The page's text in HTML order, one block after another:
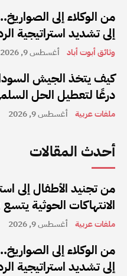
من الوكلاء إلى
إلى تشديد استراتيجية
وثائق أبوت أباد أغسطس 9, 2026
كيف يتخذ الجيش
درعًا لتعطيل الحل
ملفات عربية أغسطس 9, 2026
أحدث المقالات
من تجنيد الأطفال إلى
الانتهاكات الحوثية
ملفات عربية أغسطس 9, 2026
من الوكلاء إلى
إلى تشديد استراتيجية